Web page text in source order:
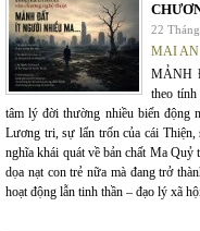
22
MAI
MẢNH
theo
tâm lý đời thường nhiều biến động
Lương tri, sự lẩn trốn của cái
nghĩa khái quát về bản chất Ma
dọa nạt con trẻ nữa mà đang trở
hoạt động lẫn tinh thần – đạo lý xã